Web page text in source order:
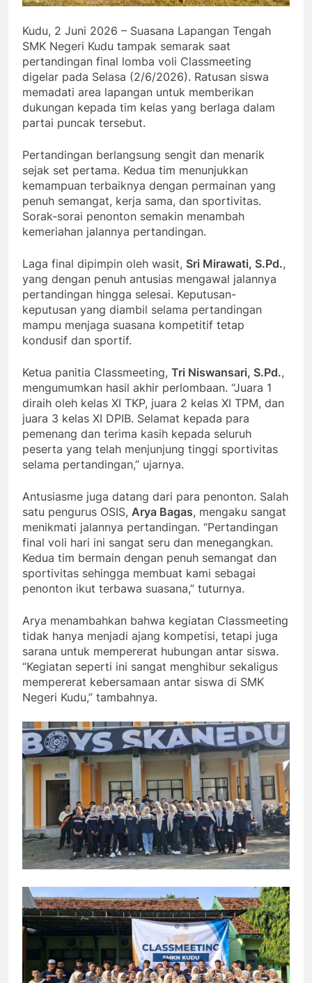
Kudu, 2 Juni 2026 – Suasana Lapangan Tengah
SMK Negeri Kudu tampak semarak saat
pertandingan final lomba voli Classmeeting
digelar pada Selasa (2/6/2026). Ratusan siswa
memadati area lapangan untuk memberikan
dukungan kepada tim kelas yang berlaga dalam
partai puncak tersebut.
Pertandingan berlangsung sengit dan menarik
sejak set pertama. Kedua tim menunjukkan
kemampuan terbaiknya dengan permainan yang
penuh semangat, kerja sama, dan sportivitas.
Sorak-sorai penonton semakin menambah
kemeriahan jalannya pertandingan.
Laga final dipimpin oleh wasit, Sri Mirawati, S.Pd.,
yang dengan penuh antusias mengawal jalannya
pertandingan hingga selesai. Keputusan-
keputusan yang diambil selama pertandingan
mampu menjaga suasana kompetitif tetap
kondusif dan sportif.
Ketua panitia Classmeeting, Tri Niswansari, S.Pd.,
mengumumkan hasil akhir perlombaan. “Juara 1
diraih oleh kelas XI TKP, juara 2 kelas XI TPM, dan
juara 3 kelas XI DPIB. Selamat kepada para
pemenang dan terima kasih kepada seluruh
peserta yang telah menjunjung tinggi sportivitas
selama pertandingan,” ujarnya.
Antusiasme juga datang dari para penonton. Salah
satu pengurus OSIS, Arya Bagas, mengaku sangat
menikmati jalannya pertandingan. “Pertandingan
final voli hari ini sangat seru dan menegangkan.
Kedua tim bermain dengan penuh semangat dan
sportivitas sehingga membuat kami sebagai
penonton ikut terbawa suasana,” tuturnya.
Arya menambahkan bahwa kegiatan Classmeeting
tidak hanya menjadi ajang kompetisi, tetapi juga
sarana untuk mempererat hubungan antar siswa.
“Kegiatan seperti ini sangat menghibur sekaligus
mempererat kebersamaan antar siswa di SMK
Negeri Kudu,” tambahnya.